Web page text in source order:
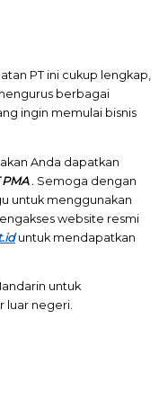
PT ini cukup lengkap,
berbagai
ingin memulai bisnis
Anda dapatkan
. Semoga dengan
untuk menggunakan
website resmi
untuk mendapatkan
untuk
luar negeri.